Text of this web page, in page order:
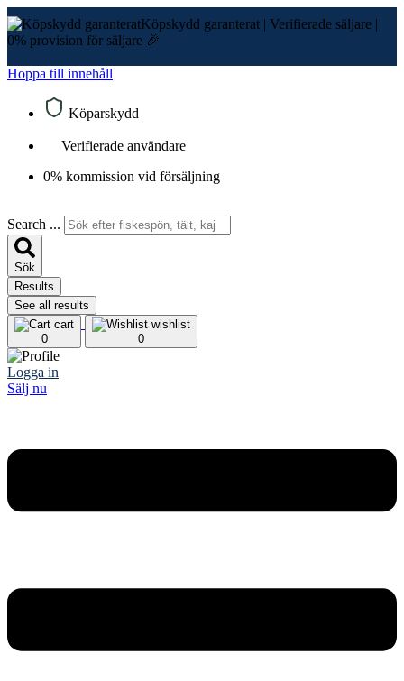
Köpskydd garanterat | Verifierade säljare |
0% provision för säljare 🎉
Hoppa till innehåll
Köparskydd
Verifierade användare
0% kommission vid försäljning
Search ...
Sök
Results
See all results
cart
0
wishlist
0
Logga in
Sälj nu